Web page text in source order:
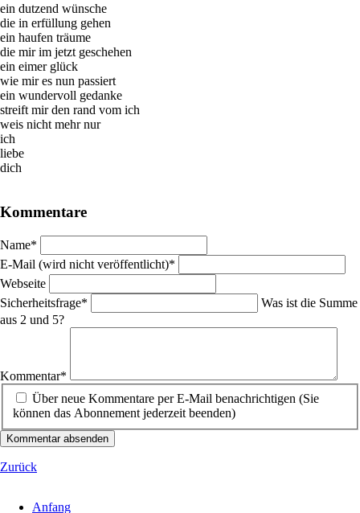
ein dutzend wünsche
die in erfüllung gehen
ein haufen träume
die mir im jetzt geschehen
ein eimer glück
wie mir es nun passiert
ein wundervoll gedanke
streift mir den rand vom ich
weis nicht mehr nur
ich
liebe
dich
Kommentare
Pflichtfeld
Name*
Pflichtfeld
E-Mail (wird nicht veröffentlicht)*
Webseite
Pflichtfeld
Sicherheitsfrage*
Was ist die Summe
aus 2 und 5?
Kommentar*
Über neue Kommentare per E-Mail benachrichtigen (Sie
können das Abonnement jederzeit beenden)
Kommentar absenden
Zurück
Anfang